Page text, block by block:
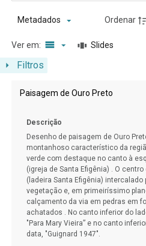
Filtros
Metadados Ordenar
Ver em: Slides
Resultados da lista de
Paisagem de Ouro Preto
Descrição
Desenho de paisagem de Ouro
montanhoso característico da
verde com destaque no canto à esquerda, para
(igreja de Santa Efigênia) . O centro é ocupado por casario
(ladeira Santa Efigênia)
vegetação e, em primeiríssimo
calçamento da via em pedras em
achatados . No canto inferior do
"Para Mary Vieira” e no canto inferior do
data, "Guignard 1947".